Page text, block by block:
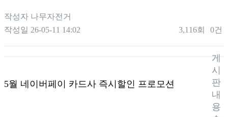
작성자 나무자전거
작성일 26-05-11 14:02 3,116회 0건
게
시
판
내
용
5월 네이버페이 카드사 즉시할인 프로모션